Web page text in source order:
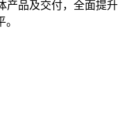
产品及交付，全面提升